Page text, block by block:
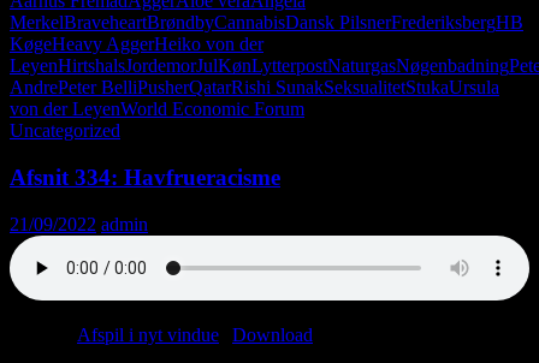
MerkelBraveheartBrøndbyCannabisDansk PilsnerFrederiksbergHB
KøgeHeavy AggerHeiko von der
LeyenHirtshalsJordemorJulKønLytterpostNaturgasNøgenbadning
AndrePeter BelliPusherQatarRishi SunakSeksualitetStukaUrsula
von der LeyenWorld Economic Forum
Uncategorized
Afsnit 334: Havfrueracisme
21/09/2022 admin
Afspil i nyt vindue Download